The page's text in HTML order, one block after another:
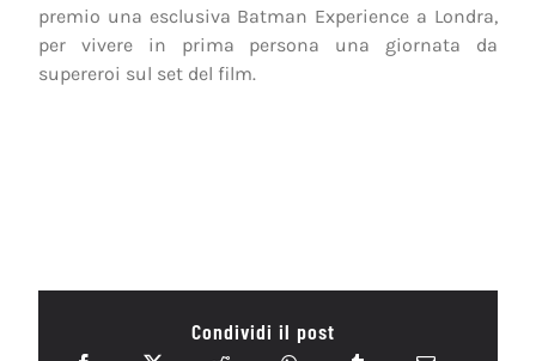
premio una esclusiva Batman Experience a Londra,
per vivere in prima persona una giornata da
supereroi sul set del film.
Condividi il post